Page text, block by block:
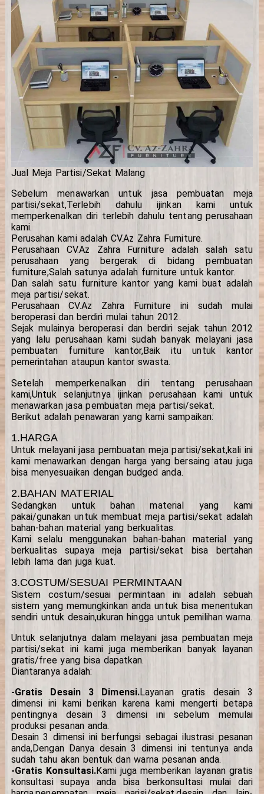
Jual Meja Partisi/Sekat Malang
Sebelum menawarkan untuk jasa pembuatan meja
partisi/sekat,Terlebih dahulu ijinkan kami untuk
memperkenalkan diri terlebih dahulu tentang perusahaan
kami.
Perusahan kami adalah CV.Az Zahra Furniture.
Perusahaan CV.Az Zahra Furniture adalah salah satu
perusahaan yang bergerak di bidang pembuatan
furniture,Salah satunya adalah furniture untuk kantor.
Dan salah satu furniture kantor yang kami buat adalah
meja partisi/sekat.
Perusahaan CV.Az Zahra Furniture ini sudah mulai
beroperasi dan berdiri mulai tahun 2012.
Sejak mulainya beroperasi dan berdiri sejak tahun 2012
yang lalu perusahaan kami sudah banyak melayani jasa
pembuatan furniture kantor,Baik itu untuk kantor
pemerintahan ataupun kantor swasta.
Setelah memperkenalkan diri tentang perusahaan
kami,Untuk selanjutnya ijinkan perusahaan kami untuk
menawarkan jasa pembuatan meja partisi/sekat.
Berikut adalah penawaran yang kami sampaikan:
1.HARGA
Untuk melayani jasa pembuatan meja partisi/sekat,kali ini
kami menawarkan dengan harga yang bersaing atau juga
bisa menyesuaikan dengan budged anda.
2.BAHAN MATERIAL
Sedangkan untuk bahan material yang kami
pakai/gunakan untuk membuat meja partisi/sekat adalah
bahan-bahan material yang berkualitas.
Kami selalu menggunakan bahan-bahan material yang
berkualitas supaya meja partisi/sekat bisa bertahan
lebih lama dan juga kuat.
3.COSTUM/SESUAI PERMINTAAN
Sistem costum/sesuai permintaan ini adalah sebuah
sistem yang memungkinkan anda untuk bisa menentukan
sendiri untuk desain,ukuran hingga untuk pemilihan warna.
Untuk selanjutnya dalam melayani jasa pembuatan meja
partisi/sekat ini kami juga memberikan banyak layanan
gratis/free yang bisa dapatkan.
Diantaranya adalah:
-Gratis Desain 3 Dimensi.Layanan gratis desain 3
dimensi ini kami berikan karena kami mengerti betapa
pentingnya desain 3 dimensi ini sebelum memulai
produksi pesanan anda.
Desain 3 dimensi ini berfungsi sebagai ilustrasi pesanan
anda,Dengan Danya desain 3 dimensi ini tentunya anda
sudah tahu akan bentuk dan warna pesanan anda.
-Gratis Konsultasi.Kami juga memberikan layanan gratis
konsultasi supaya anda bisa berkonsultasi mulai dari